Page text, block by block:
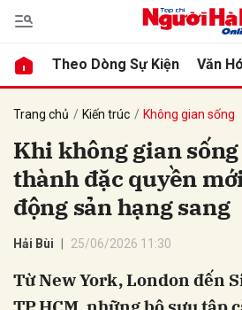
Theo Dòng Sự Kiện Văn
Trang chủ Kiến trúc Không gian sống
Khi không gian
thành đặc quyền
động sản hạng sang
Hải Bùi 25/06/2026 11:30
Từ New York, London đến
luận